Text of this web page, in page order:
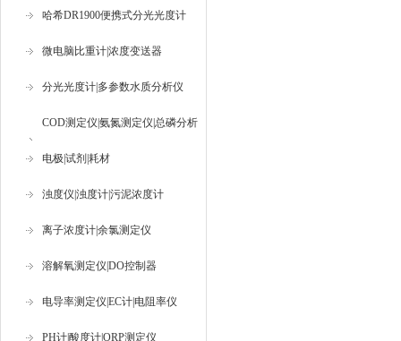
哈希DR1900便携式分光光度计
微电脑比重计|浓度变送器
分光光度计|多参数水质分析仪
COD测定仪|氨氮测定仪|总磷分析
仪
电极|试剂|耗材
浊度仪|浊度计|污泥浓度计
离子浓度计|余氯测定仪
溶解氧测定仪|DO控制器
电导率测定仪|EC计|电阻率仪
PH计|酸度计|ORP测定仪